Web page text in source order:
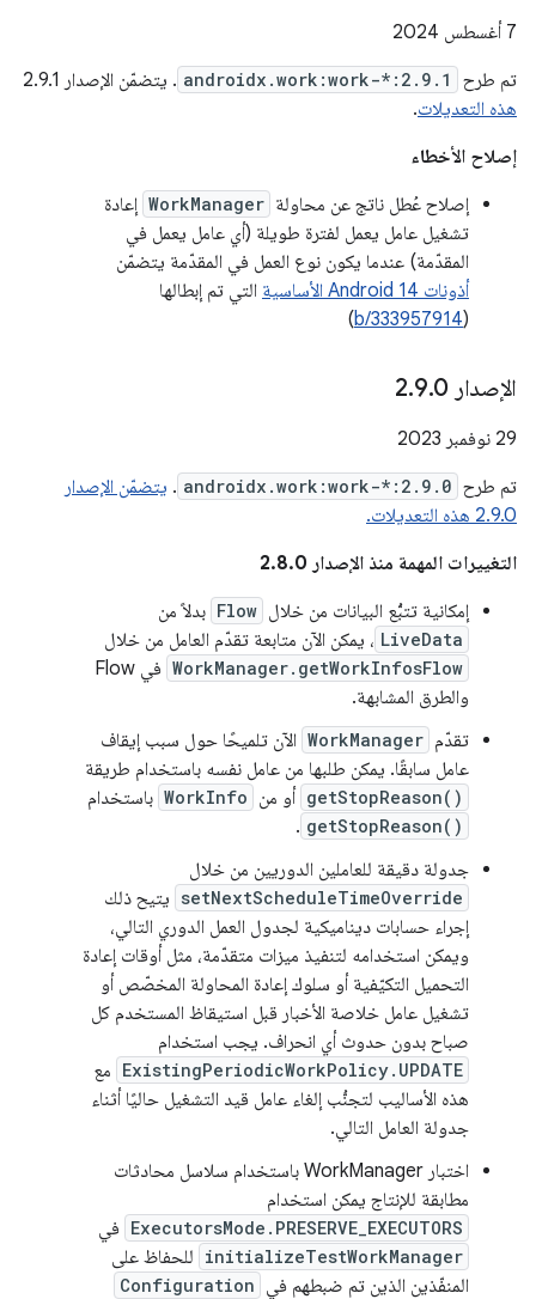
‫7 أغسطس 2024
تم طرح
androidx.work:work-*:2.9.1 . يتضمّن الإصدار 2.9.1
هذه التعديلات.
إصلاح الأخطاء
إصلاح عُطل ناتج عن محاولة WorkManager إعادة
تشغيل عامل يعمل لفترة طويلة (أي عامل يعمل في
المقدّمة) عندما يكون نوع العمل في المقدّمة يتضمّن
أذونات Android 14 الأساسية
التي تم إبطالها
(
b/333957914
)
الإصدار 2 .9.0
‫29 نوفمبر 2023
تم طرح androidx.work:work-*:2.9.0
. يتضمّن الإصدار
2.9.0 هذه التعديلات.
التغييرات المهمة منذ الإصدار 2.8.0
إمكانية تتبُّع البيانات من خلال Flow بدلاً من
LiveData ، يمكن الآن متابعة تقدّم العامل من خلال
WorkManager.getWorkInfosFlow
في Flow
والطرق المشابهة.
تقدّم WorkManager الآن تلميحًا حول سبب إيقاف
عامل سابقًا. يمكن طلبها من عامل نفسه باستخدام طريقة
getStopReason() أو من WorkInfo باستخدام
getStopReason()
.
جدولة دقيقة للعاملين الدوريين من خلال
setNextScheduleTimeOverride يتيح ذلك
إجراء حسابات ديناميكية لجدول العمل الدوري التالي،
ويمكن استخدامه لتنفيذ ميزات متقدّمة، مثل أوقات إعادة
التحميل التكيّفية أو سلوك إعادة المحاولة المخصّص أو
تشغيل عامل خلاصة الأخبار قبل استيقاظ المستخدم كل
صباح بدون حدوث أي انحراف. يجب استخدام
ExistingPeriodicWorkPolicy.UPDATE مع
هذه الأساليب لتجنُّب إلغاء عامل قيد التشغيل حاليًا أثناء
جدولة العامل التالي.
اختبار WorkManager باستخدام سلاسل محادثات
مطابقة للإنتاج يمكن استخدام
ExecutorsMode.PRESERVE_EXECUTORS في
initializeTestWorkManager للحفاظ على
المنفّذين الذين تم ضبطهم في Configuration